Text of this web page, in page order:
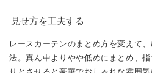
見せ方を工夫する
レースカーテンのまとめ方を変えて、
法。真ん中よりやや低めにまとめ、